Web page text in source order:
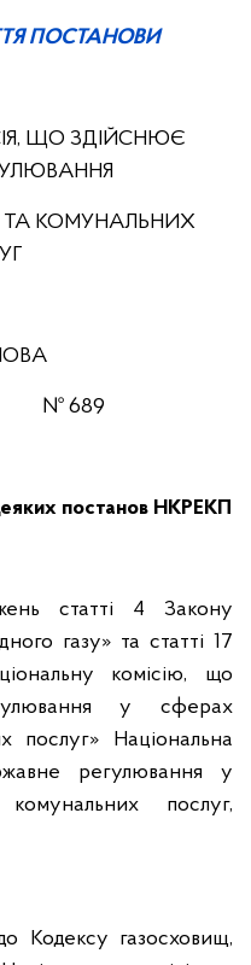
ПОСТАНОВИ
ЩО ЗДІЙСНЮЄ
ТА КОМУНАЛЬНИХ
№ 689
постанов НКРЕКП
статті 4 Закону
газу» та статті 17
комісію, що
у сферах
послуг» Національна
регулювання у
послуг,
Кодексу газосховищ,